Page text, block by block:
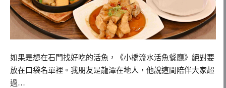
如果是想在石門找好吃的活魚，《小橋流水活魚餐廳》絕對要
放在口袋名單裡。我朋友是龍潭在地人，他說這間陪伴大家超
過…